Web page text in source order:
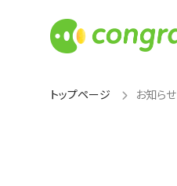
トップページ お知らせ